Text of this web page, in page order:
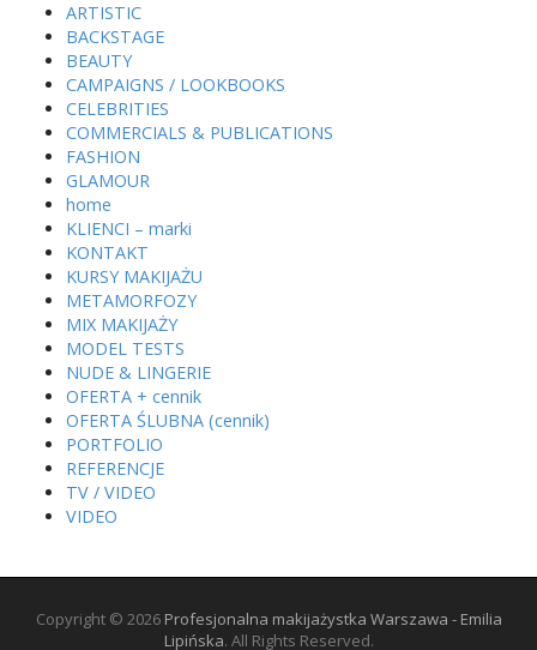
ARTISTIC
BACKSTAGE
BEAUTY
CAMPAIGNS / LOOKBOOKS
CELEBRITIES
COMMERCIALS & PUBLICATIONS
FASHION
GLAMOUR
home
KLIENCI – marki
KONTAKT
KURSY MAKIJAŻU
METAMORFOZY
MIX MAKIJAŻY
MODEL TESTS
NUDE & LINGERIE
OFERTA + cennik
OFERTA ŚLUBNA (cennik)
PORTFOLIO
REFERENCJE
TV / VIDEO
VIDEO
Copyright © 2026 Profesjonalna makijażystka Warszawa - Emilia
Lipińska. All Rights Reserved.